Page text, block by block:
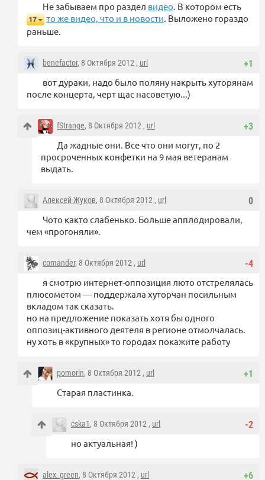
Не забываем про раздел видео. В котором есть
17 то же видео, что и в новости. Выложено гораздо
раньше.
+1
benefactor, 8 Октября 2012 , url
вот дураки, надо было поляну накрыть хуторянам
после концерта, черт щас насоветую...)
+3
fStrange, 8 Октября 2012 , url
Да жадные они. Все что они могут, по 2
просроченных конфетки на 9 мая ветеранам
выдать.
0
Алексей Жуков, 8 Октября 2012 , url
Чото както слабенько. Больше апплодировали,
чем «прогоняли».
-4
comander, 8 Октября 2012 , url
я смотрю интернет-оппозиция люто отстрелялась
плюсометом — поддержала хуторчан посильным
вкладом так сказать.
но на предложение показать хотя бы одного
оппозиц-активного деятеля в регионе отмолчалась.
ну хоть в «крупных» то городах покажите работу
+1
pomorin, 8 Октября 2012 , url
Старая пластинка.
-2
cska1, 8 Октября 2012 , url
но актуальная! )
+6
alex_green, 8 Октября 2012 , url